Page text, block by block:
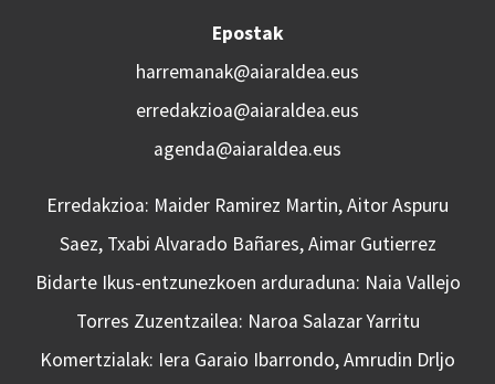
Epostak
harremanak@aiaraldea.eus
erredakzioa@aiaraldea.eus
agenda@aiaraldea.eus
Erredakzioa: Maider Ramirez Martin, Aitor Aspuru
Saez, Txabi Alvarado Bañares, Aimar Gutierrez
Bidarte Ikus-entzunezkoen arduraduna: Naia Vallejo
Torres Zuzentzailea: Naroa Salazar Yarritu
Komertzialak: Iera Garaio Ibarrondo, Amrudin Drljo